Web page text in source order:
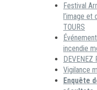
Festival
l’image et
TOURS
incendie
DEVENEZ
Vigilance
Enquête